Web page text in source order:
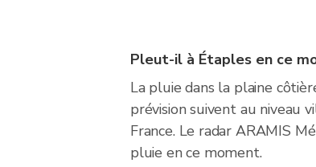
Pleut-il à Étaples en ce
La pluie dans la plaine
prévision suivent au niveau
France. Le radar ARAMIS
pluie en ce moment.